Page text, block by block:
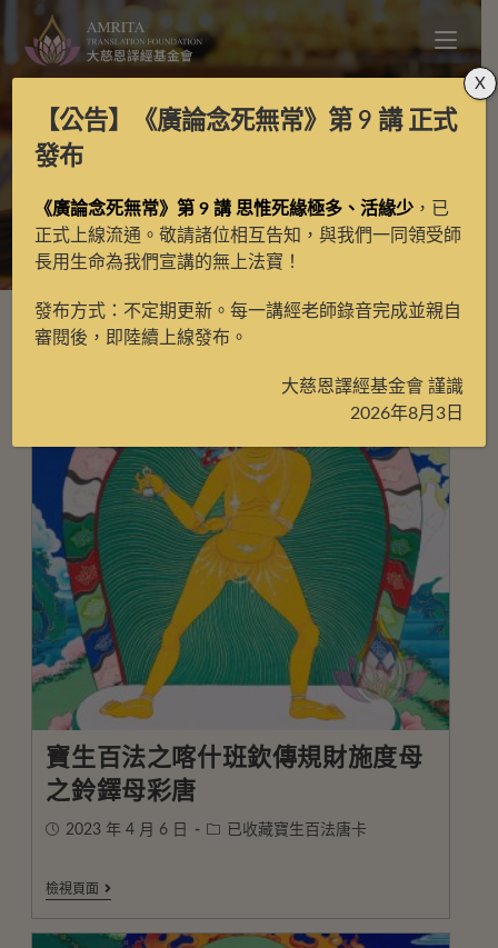
> 天鼓版 > 第2頁
寶生百法之喀什班欽傳規財施度母
之鈴鐸母彩唐
2023 年 4 月 6 日 已收藏寶生百法唐卡
檢視頁面
【公告】 《廣論念死無常》第 9 講正式
發布
《廣論念死無常》第 9 講 思惟死緣極多、活緣少 ，已
正式上線流通。敬請諸位相互告知，與我們一同領受師
長用生命為我們宣講的無上法寶！
發布方式：不定期更新。每一講經老師錄音完成並親自
審閱後，即陸續上線發布。
大慈恩譯經基金會 謹識
2026年8月3日
X